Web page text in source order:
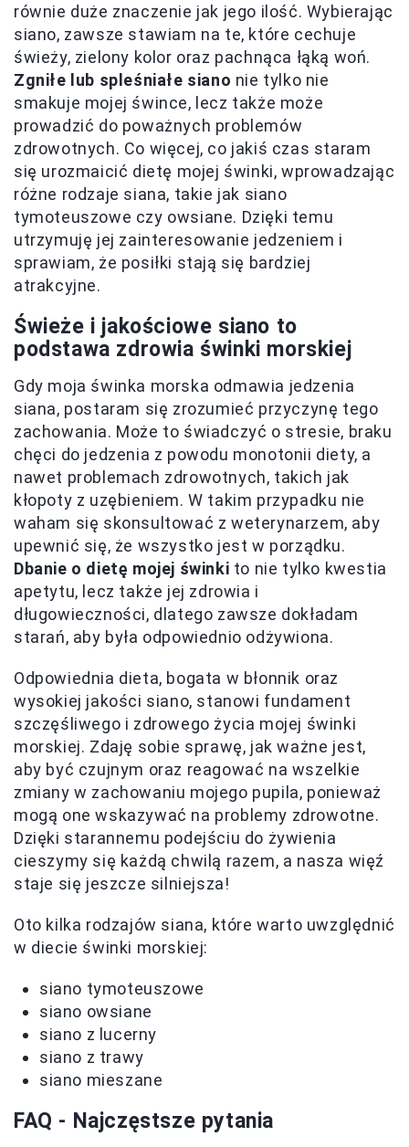
równie duże znaczenie jak jego ilość. Wybierając
siano, zawsze stawiam na te, które cechuje
świeży, zielony kolor oraz pachnąca łąką woń.
Zgniłe lub spleśniałe siano nie tylko nie
smakuje mojej śwince, lecz także może
prowadzić do poważnych problemów
zdrowotnych. Co więcej, co jakiś czas staram
się urozmaicić dietę mojej świnki, wprowadzając
różne rodzaje siana, takie jak siano
tymoteuszowe czy owsiane. Dzięki temu
utrzymuję jej zainteresowanie jedzeniem i
sprawiam, że posiłki stają się bardziej
atrakcyjne.
Świeże i jakościowe siano to
podstawa zdrowia świnki morskiej
Gdy moja świnka morska odmawia jedzenia
siana, postaram się zrozumieć przyczynę tego
zachowania. Może to świadczyć o stresie, braku
chęci do jedzenia z powodu monotonii diety, a
nawet problemach zdrowotnych, takich jak
kłopoty z uzębieniem. W takim przypadku nie
waham się skonsultować z weterynarzem, aby
upewnić się, że wszystko jest w porządku.
Dbanie o dietę mojej świnki to nie tylko kwestia
apetytu, lecz także jej zdrowia i
długowieczności, dlatego zawsze dokładam
starań, aby była odpowiednio odżywiona.
Odpowiednia dieta, bogata w błonnik oraz
wysokiej jakości siano, stanowi fundament
szczęśliwego i zdrowego życia mojej świnki
morskiej. Zdaję sobie sprawę, jak ważne jest,
aby być czujnym oraz reagować na wszelkie
zmiany w zachowaniu mojego pupila, ponieważ
mogą one wskazywać na problemy zdrowotne.
Dzięki starannemu podejściu do żywienia
cieszymy się każdą chwilą razem, a nasza więź
staje się jeszcze silniejsza!
Oto kilka rodzajów siana, które warto uwzględnić
w diecie świnki morskiej:
siano tymoteuszowe
siano owsiane
siano z lucerny
siano z trawy
siano mieszane
FAQ - Najczęstsze pytania